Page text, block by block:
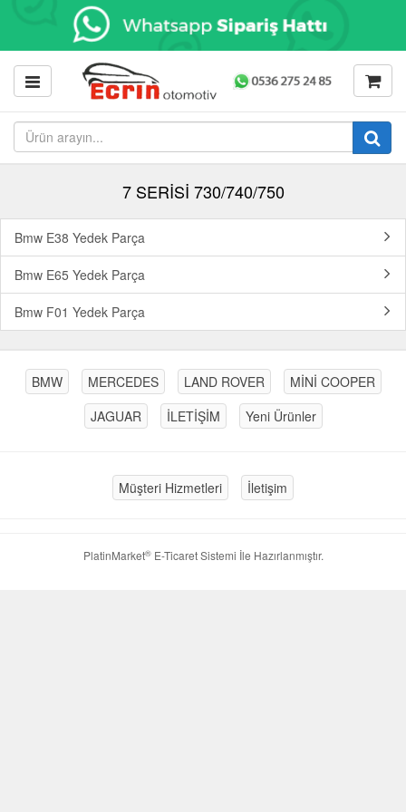
7 SERİSİ 730/740/750
Bmw E38 Yedek Parça
Bmw E65 Yedek Parça
Bmw F01 Yedek Parça
BMW MERCEDES LAND ROVER
MİNİ COOPER
JAGUAR
İLETİŞİM Yeni Ürünler
Müşteri Hizmetleri İletişim
PlatinMarket®E-Ticaret Sistemi İle Hazırlanmıştır.